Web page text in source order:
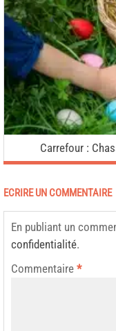
Carrefour :
ECRIRE UN COMMENTAIRE
En publiant un
confidentialité.
Commentaire *